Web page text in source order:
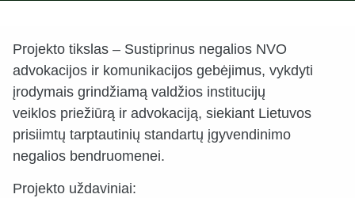
Projekto tikslas – Sustiprinus negalios NVO
advokacijos ir komunikacijos gebėjimus, vykdyti
įrodymais grindžiamą valdžios institucijų
veiklos priežiūrą ir advokaciją, siekiant Lietuvos
prisiimtų tarptautinių standartų įgyvendinimo
negalios bendruomenei.
Projekto uždaviniai: